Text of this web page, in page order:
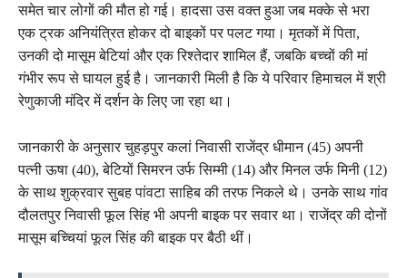
समेत चार लोगों की मौत हो गई। हादसा उस वक्त हुआ जब मक्के से भरा
एक ट्रक अनियंत्रित होकर दो बाइकों पर पलट गया। मृतकों में पिता,
उनकी दो मासूम बेटियां और एक रिश्तेदार शामिल हैं, जबकि बच्चों की मां
गंभीर रूप से घायल हुई है। जानकारी मिली है कि ये परिवार हिमाचल में श्री
रेणुकाजी मंदिर में दर्शन के लिए जा रहा था।
जानकारी के अनुसार चुहड़पुर कलां निवासी राजेंद्र धीमान (45) अपनी
पत्नी ऊषा (40), बेटियों सिमरन उर्फ सिम्मी (14) और मिनल उर्फ मिनी (12)
के साथ शुक्रवार सुबह पांवटा साहिब की तरफ निकले थे। उनके साथ गांव
दौलतपुर निवासी फूल सिंह भी अपनी बाइक पर सवार था। राजेंद्र की दोनों
मासूम बच्चियां फूल सिंह की बाइक पर बैठी थीं।